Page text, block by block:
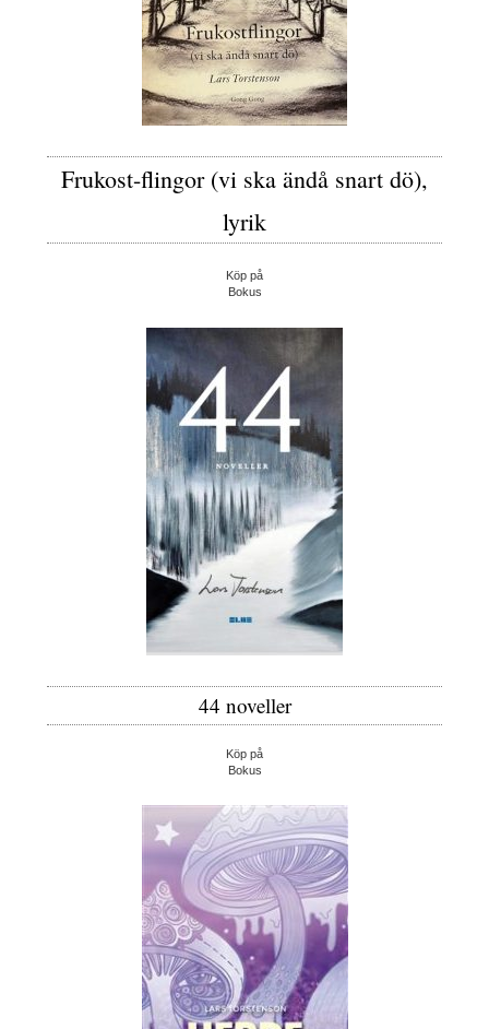
Frukost-flingor (vi ska ändå snart dö),
lyrik
Köp på
Bokus
44 noveller
Köp på
Bokus